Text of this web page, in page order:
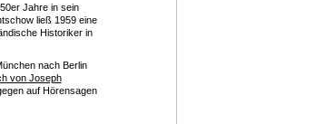
Jahre in sein
ließ 1959 eine
Historiker in
nach Berlin
von Joseph
auf Hörensagen